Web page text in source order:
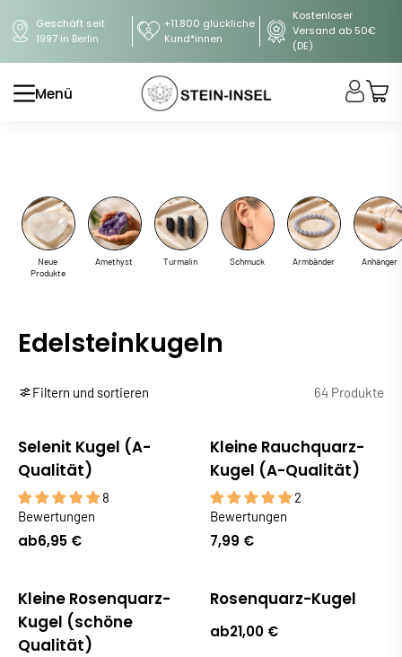
Geschäft seit
1997 in Berlin
+11.800 glückliche
Kund*innen
Kostenloser
Versand ab 50€
(DE)
Menü
Neue
Produkte
Amethyst Turmalin Schmuck Armbänder Anhänger
Edelsteinkugeln
Filtern und sortieren 64 Produkte
Selenit Kugel (A-
Qualität)
8
Bewertungen
ab6,95 €
Kleine Rauchquarz-
Kugel (A-Qualität)
2
Bewertungen
7,99 €
Kleine Rosenquarz-
Kugel (schöne
Qualität)
Rosenquarz-Kugel
ab21,00 €